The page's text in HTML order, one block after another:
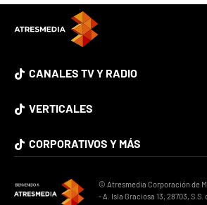
CANALES TV Y RADIO
VERTICALES
CORPORATIVOS Y MÁS
© Atresmedia Corporación de
- A. Isla Graciosa 13, 28703, S.S.